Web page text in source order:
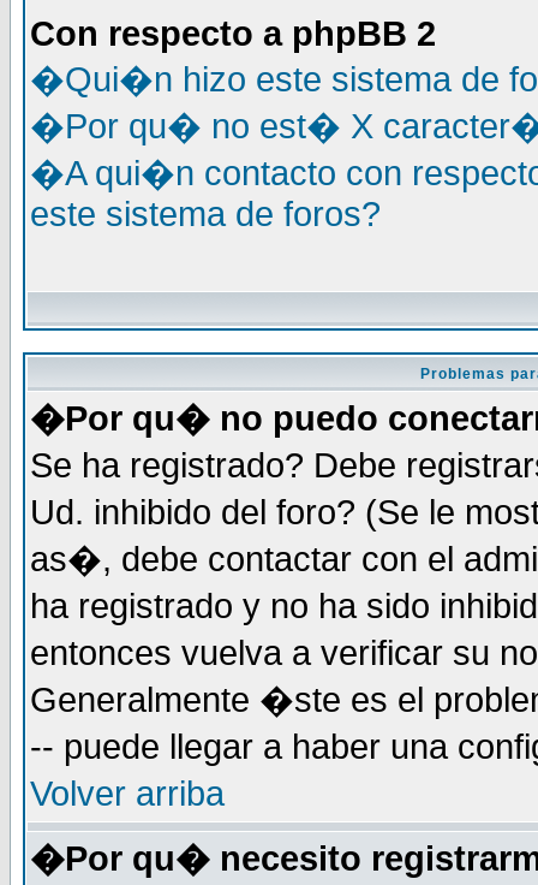
Con respecto a phpBB 2
�Qui�n hizo este sistema de
�Por qu� no est� X
�A qui�n contacto con
este sistema de foros?
Problemas
�Por qu� no puedo
Se ha registrado? Debe
Ud. inhibido del foro? (Se le
as�, debe contactar con el
ha registrado y no ha sido
entonces vuelva a verificar su
Generalmente �ste es el
-- puede llegar a haber una
Volver arriba
�Por qu� necesito